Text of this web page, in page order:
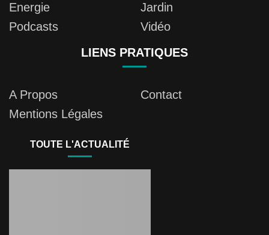
Energie
Jardin
Podcasts
Vidéo
LIENS PRATIQUES
A Propos
Contact
Mentions Légales
TOUTE L'ACTUALITÉ